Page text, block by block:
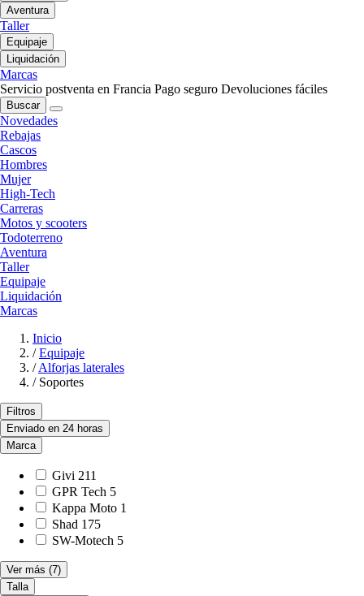
Aventura
Taller
Equipaje
Liquidación
Marcas
Servicio postventa en Francia Pago seguro Devoluciones fáciles
Buscar
Novedades
Rebajas
Cascos
Hombres
Mujer
High-Tech
Carreras
Motos y scooters
Todoterreno
Aventura
Taller
Equipaje
Liquidación
Marcas
Inicio
/ Equipaje
/ Alforjas laterales
/ Soportes
Filtros
Enviado en 24 horas
Marca
Givi 211
GPR Tech 5
Kappa Moto 1
Shad 175
SW-Motech 5
Ver más (7)
Talla